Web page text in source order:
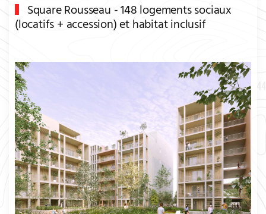
Square Rousseau - 148 logements sociaux
(locatifs + accession) et habitat inclusif